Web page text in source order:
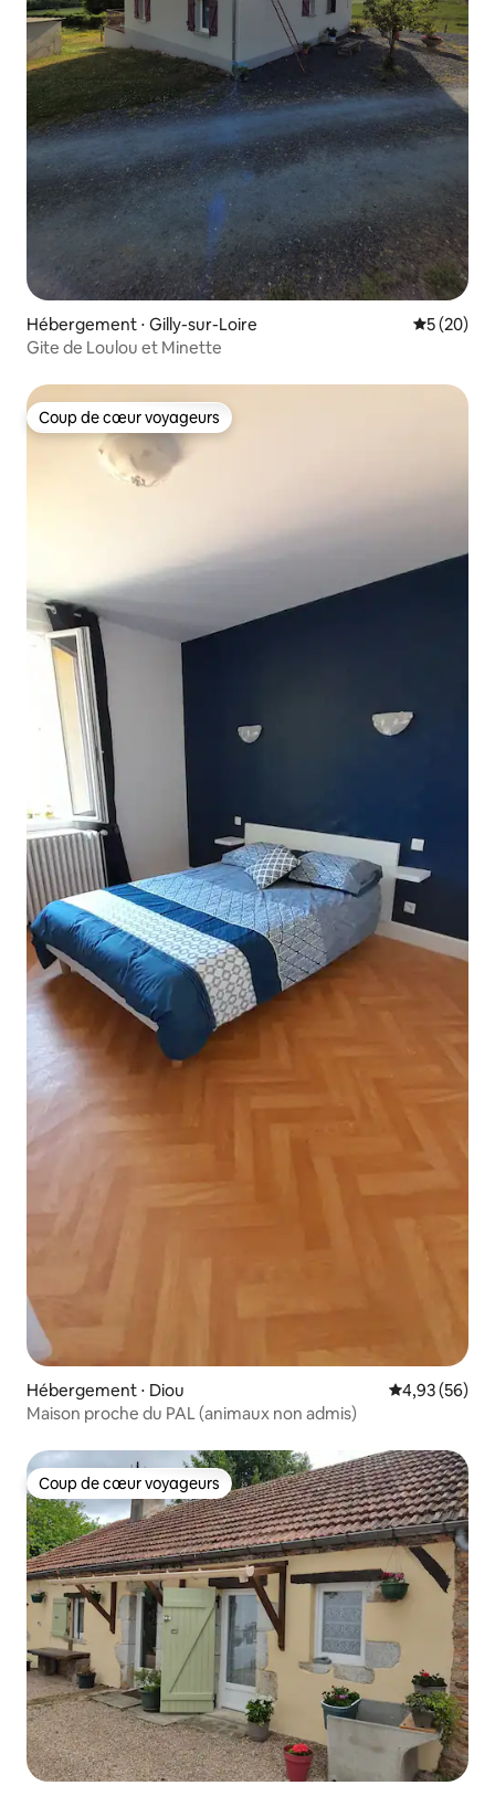
Hébergement ⋅ Gilly-sur-Loire
5 (20)
Gite de Loulou et Minette
Coup de cœur voyageurs
Coup de cœur voyageurs
Hébergement ⋅ Diou Évaluation
4,93 (56)
Maison proche du PAL (animaux non admis)
Coup de cœur voyageurs
Coup de cœur voyageurs